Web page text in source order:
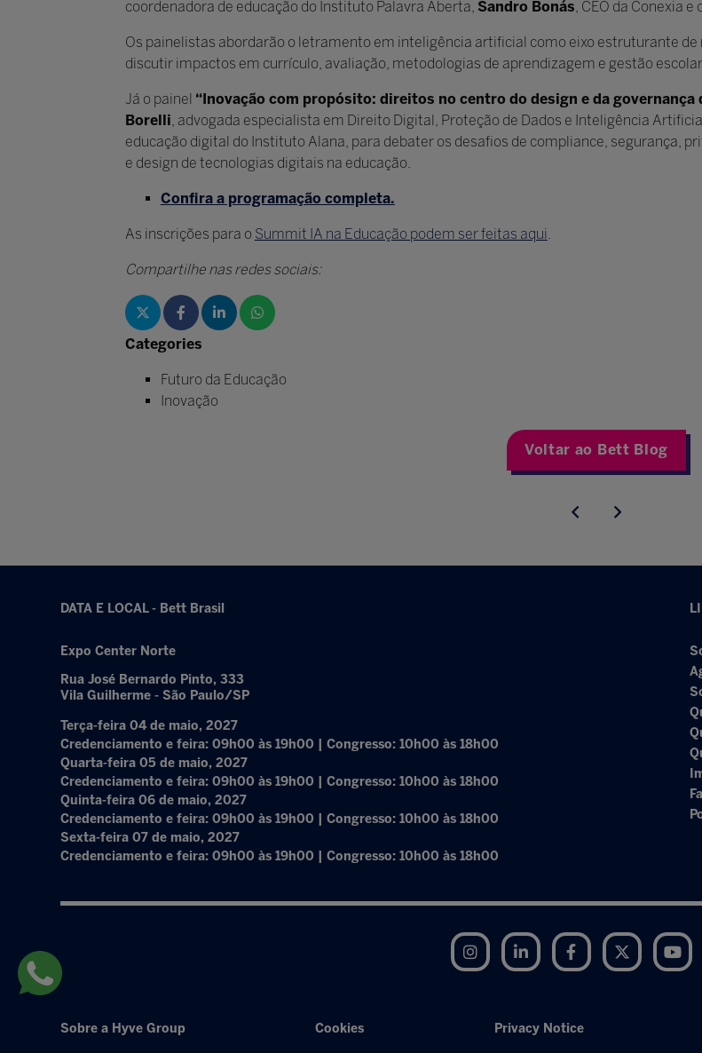
coordenadora de educação do Instituto Palavra Aberta, Sandro Bonás, CEO da Conexia e
Os painelistas abordarão o letramento em inteligência artificial como eixo estruturante de
discutir impactos em currículo, avaliação, metodologias de aprendizagem e gestão
Já o painel “Inovação com propósito: direitos no centro do design e da governança
Borelli, advogada especialista em Direito Digital, Proteção de Dados e Inteligência
educação digital do Instituto Alana, para debater os desafios de compliance, segurança,
e design de tecnologias digitais na educação.
Confira a programação completa.
As inscrições para o Summit IA na Educação podem ser feitas aqui.
Compartilhe nas redes sociais:
Categories
Futuro da Educação
Inovação
Voltar ao Bett Blog
DATA E LOCAL - Bett Brasil
Expo Center Norte
Rua José Bernardo Pinto, 333
Vila Guilherme - São Paulo/SP
Terça-feira 04 de maio, 2027
Credenciamento e feira: 09h00 às 19h00 | Congresso: 10h00 às 18h00
Quarta-feira 05 de maio, 2027
Credenciamento e feira: 09h00 às 19h00 | Congresso: 10h00 às 18h00
Quinta-feira 06 de maio, 2027
Credenciamento e feira: 09h00 às 19h00 | Congresso: 10h00 às 18h00
Sexta-feira 07 de maio, 2027
Credenciamento e feira: 09h00 às 19h00 | Congresso: 10h00 às 18h00
Instagram LinkedIn Facebook Twitter
Sobre a Hyve Group Cookies Privacy Notice